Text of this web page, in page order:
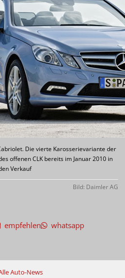
Die vierte Karosserievariante der
offenen CLK bereits im Januar 2010 in
Verkauf
Bild: Daimler AG
empfehlen whatsapp
Auto-News